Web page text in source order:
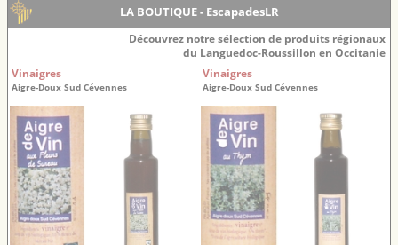
LA BOUTIQUE - EscapadesLR
Découvrez notre sélection de produits régionaux
du Languedoc-Roussillon en Occitanie
Vinaigres
Aigre-Doux Sud Cévennes
Vinaigres
Aigre-Doux Sud Cévennes